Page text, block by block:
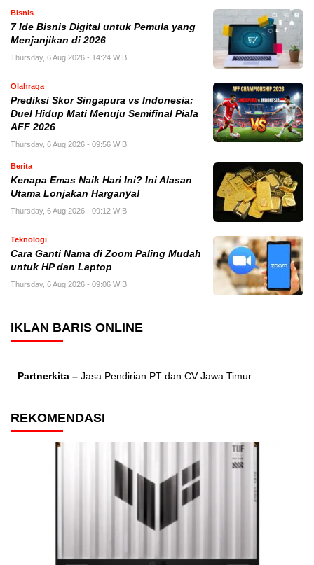
Bisnis
7 Ide Bisnis Digital untuk Pemula yang
Menjanjikan di 2026
Thursday, 6 Aug 2026 - 14:24 WIB
Olahraga
Prediksi Skor Singapura vs Indonesia:
Duel Hidup Mati Menuju Semifinal Piala
AFF 2026
Thursday, 6 Aug 2026 - 09:56 WIB
Berita
Kenapa Emas Naik Hari Ini? Ini Alasan
Utama Lonjakan Harganya!
Thursday, 6 Aug 2026 - 09:12 WIB
Teknologi
Cara Ganti Nama di Zoom Paling Mudah
untuk HP dan Laptop
Thursday, 6 Aug 2026 - 09:06 WIB
IKLAN BARIS ONLINE
Partnerkita – Jasa Pendirian PT dan CV Jawa Timur
REKOMENDASI